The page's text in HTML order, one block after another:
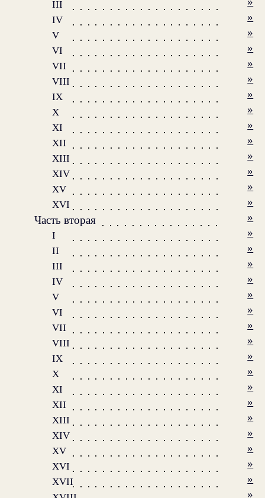
III
IV »
V »
VI »
VII »
VIII »
IX »
X »
XI »
XII »
XIII »
XIV »
XV »
XVI
»
Часть вторая
»
I »
II »
III »
IV »
V »
VI »
VII »
VIII »
IX »
X »
XI »
XII »
XIII »
XIV »
XV »
XVI »
XVII »
»